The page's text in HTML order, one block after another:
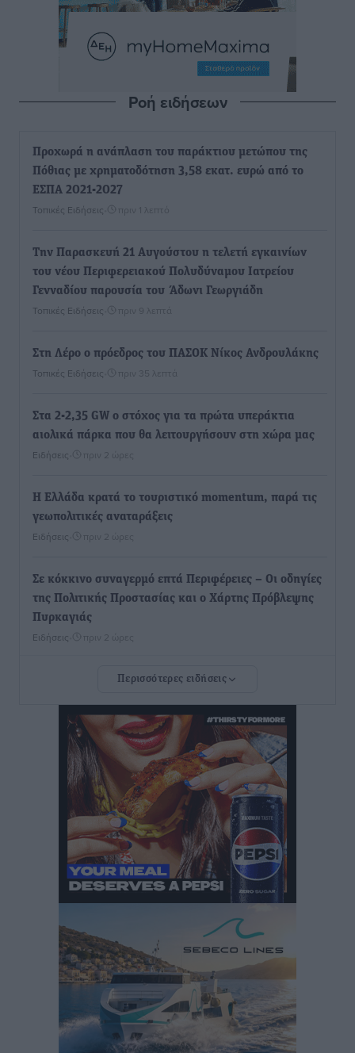
Ροή ειδήσεων
Προχωρά η ανάπλαση του παράκτιου μετώπου της
Πόθιας με χρηματοδότηση 3,58 εκατ. ευρώ από το
ΕΣΠΑ 2021-2027
Τοπικές Ειδήσεις πριν 1 λεπτό
Την Παρασκευή 21 Αυγούστου η τελετή εγκαινίων
του νέου Περιφερειακού Πολυδύναμου Ιατρείου
Γενναδίου παρουσία του Άδωνι Γεωργιάδη
Τοπικές Ειδήσεις πριν 9 λεπτά
Στη Λέρο ο πρόεδρος του ΠΑΣΟΚ Νίκος Ανδρουλάκης
Τοπικές Ειδήσεις πριν 35 λεπτά
Στα 2-2,35 GW ο στόχος για τα πρώτα υπεράκτια
αιολικά πάρκα που θα λειτουργήσουν στη χώρα μας
Ειδήσεις πριν 2 ώρες
Η Ελλάδα κρατά το τουριστικό momentum, παρά τις
γεωπολιτικές αναταράξεις
Ειδήσεις πριν 2 ώρες
Σε κόκκινο συναγερμό επτά Περιφέρειες – Οι οδηγίες
της Πολιτικής Προστασίας και ο Χάρτης Πρόβλεψης
Πυρκαγιάς
Ειδήσεις πριν 2 ώρες
ΑΑΔΕ: Αυξάνονται οι «καρφωτές» για φοροδιαφυγή
και συναλλαγές POS
• πριν 2 ώρες
Δημόσιο: Το νέο καθεστώς επιλογής προϊσταμένων, τι
προβλέπει το νομοσχέδιο του Υπ. Εσωτερικών
Ειδήσεις• πριν 2 ώρες
Ποιες κατηγορίες καταστημάτων συγκεντρώνουν τη
μεγαλύτερη κίνηση
Ειδήσεις• πριν 3 ώρες
Αστυπάλαια: Το φως που μένει αναμμένο στο κάστρο
Τοπικές Ειδήσεις• πριν 3 ώρες
Τουρισμός: «Φτωχός συγγενής κάμπινγκ και
τροχόσπιτα
πριν 3 ώρες
Περισσότερες ειδήσεις